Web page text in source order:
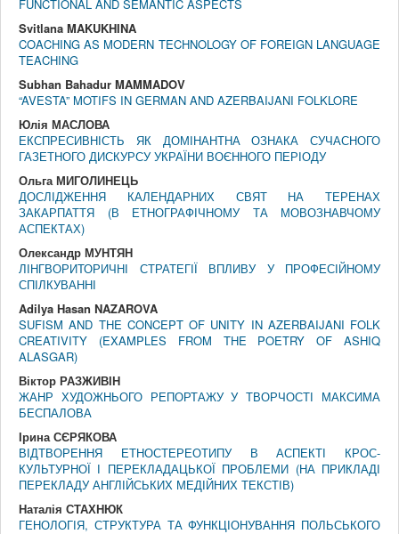
FUNCTIONAL AND SEMANTIC ASPECTS
Svitlana MAKUKHINA
COACHING AS MODERN TECHNOLOGY OF FOREIGN LANGUAGE
TEACHING
Subhan Bahadur MAMMADOV
“AVESTA” MOTIFS IN GERMAN AND AZERBAIJANI FOLKLORE
Юлія МАСЛОВА
ЕКСПРЕСИВНІСТЬ ЯК ДОМІНАНТНА ОЗНАКА СУЧАСНОГО
ГАЗЕТНОГО ДИСКУРСУ УКРАЇНИ ВОЄННОГО ПЕРІОДУ
Ольга МИГОЛИНЕЦЬ
ДОСЛІДЖЕННЯ КАЛЕНДАРНИХ СВЯТ НА ТЕРЕНАХ
ЗАКАРПАТТЯ (В ЕТНОГРАФІЧНОМУ ТА МОВОЗНАВЧОМУ
АСПЕКТАХ)
Олександр МУНТЯН
ЛІНГВОРИТОРИЧНІ СТРАТЕГІЇ ВПЛИВУ У ПРОФЕСІЙНОМУ
СПІЛКУВАННІ
Adilya Hasan NAZAROVA
SUFISM AND THE CONCEPT OF UNITY IN AZERBAIJANI FOLK
CREATIVITY (EXAMPLES FROM THE POETRY OF ASHIQ
ALASGAR)
Віктор РАЗЖИВІН
ЖАНР ХУДОЖНЬОГО РЕПОРТАЖУ У ТВОРЧОСТІ МАКСИМА
БЕСПАЛОВА
Ірина СЄРЯКОВА
ВІДТВОРЕННЯ ЕТНОСТЕРЕОТИПУ В АСПЕКТІ КРОС-
КУЛЬТУРНОЇ І ПЕРЕКЛАДАЦЬКОЇ ПРОБЛЕМИ (НА ПРИКЛАДІ
ПЕРЕКЛАДУ АНГЛІЙСЬКИХ МЕДІЙНИХ ТЕКСТІВ)
Наталія СТАХНЮК
ГЕНОЛОГІЯ, СТРУКТУРА ТА ФУНКЦІОНУВАННЯ ПОЛЬСЬКОГО